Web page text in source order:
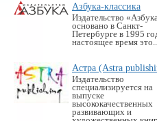
Азбука-классика
Издательство
основано в Санкт-
Петербурге в 1995
настоящее время
Астра (Astra
Издательство
специализируется на
выпуске
высококачественных
развивающих и